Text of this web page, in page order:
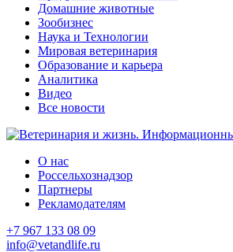
Домашние животные
Зообизнес
Наука и Технологии
Мировая ветеринария
Образование и карьера
Аналитика
Видео
Все новости
О нас
Россельхознадзор
Партнеры
Рекламодателям
+7 967 133 08 09
info@vetandlife.ru